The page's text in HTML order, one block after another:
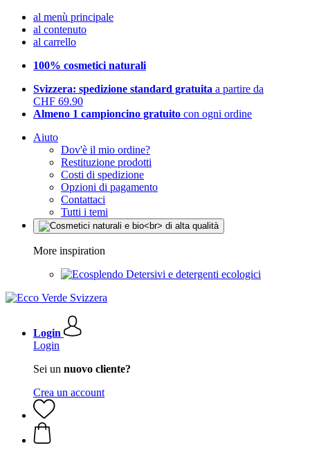
al menù principale
al contenuto
al carrello
100% cosmetici naturali
Svizzera: spedizione standard gratuita a partire da
CHF 69.90
Almeno 1 campioncino gratuito con ogni ordine
Aiuto
Dov'è il mio ordine?
Restituzione prodotti
Costi di spedizione
Opzioni di pagamento
Contattaci
Tutti i temi
More inspiration
Detersivi e detergenti ecologici
Login
Login
Sei un nuovo cliente?
Crea un account